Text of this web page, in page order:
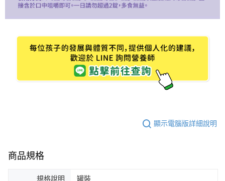
顯示電腦版詳細說明
商品規格
規格說明 罐裝